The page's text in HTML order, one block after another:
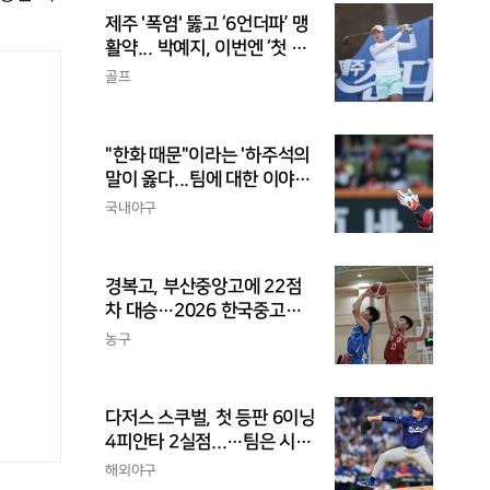
제주 '폭염' 뚫고 ‘6언더파’ 맹
활약... 박예지, 이번엔 ‘첫 우
승’ 가나
골프
"한화 때문"이라는 '하주석의
말이 옳다...팀에 대한 이야
기, 끝까지 안 하는 게 도리
국내야구
경복고, 부산중앙고에 22점
차 대승…2026 한국중고농
구 주말리그 왕중왕전 첫 승
농구
다저스 스쿠벌, 첫 등판 6이닝
4피안타 2실점...…팀은 시즌
최다 5연패
해외야구